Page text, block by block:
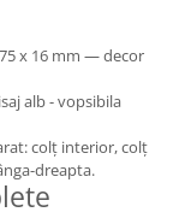
x 16 mm — decor
alb - vopsibila
colț interior, colț
dreapta.